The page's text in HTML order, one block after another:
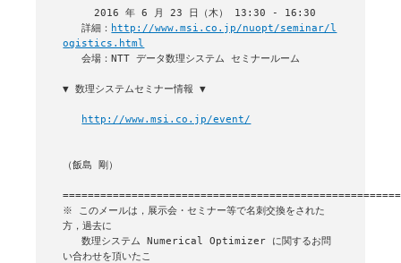
     2016 年 6 月 23 日（木） 13:30 - 16:30
   詳細：
http://www.msi.co.jp/nuopt/seminar/l
ogistics.html
   会場：NTT データ数理システム セミナールーム
▼ 数理システムセミナー情報 ▼
http://www.msi.co.jp/event/
（飯島 剛）
※ このメールは，展示会・セミナー等で名刺交換をされた
方，過去に
   数理システム Numerical Optimizer に関するお問
い合わせを頂いたこ